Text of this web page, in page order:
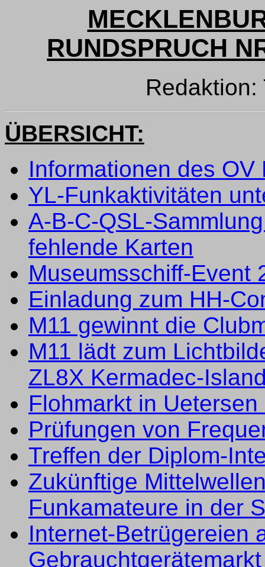
RUNDSPRUCH
Redaktion:
ÜBERSICHT:
Informationen des OV
YL-Funkaktivitäten
A-B-C-QSL-
fehlende Karten
Museumsschiff-Event
Einladung zum HH-
M11 gewinnt die
M11 lädt zum
ZL8X Kermadec-
Flohmarkt in
Prüfungen von
Treffen der Diplom-
Zukünftige
Funkamateure in der
Internet-Betrügereien
Gebrauchtgerätemarkt